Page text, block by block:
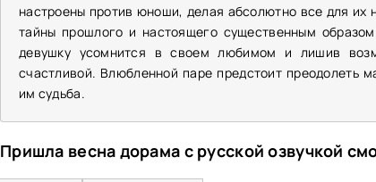
настроены против юноши, делая абсолютно все для их
тайны прошлого и настоящего существенным
девушку усомнится в своем любимом и лишив
счастливой. Влюбленной паре предстоит преодолеть
им судьба.
Пришла весна дорама с русской озвучкой